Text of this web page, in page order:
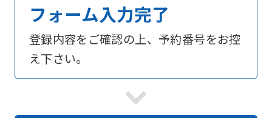
フォーム入力完了
登録内容をご確認の上、予約番号をお控
え下さい。
foreigners